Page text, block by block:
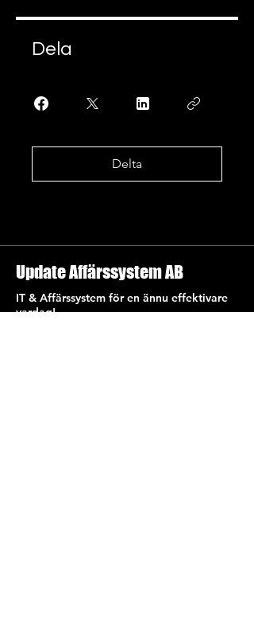
Dela
Delta
Update Affärssystem AB
IT & Affärssystem för en ännu effektivare
vardag!